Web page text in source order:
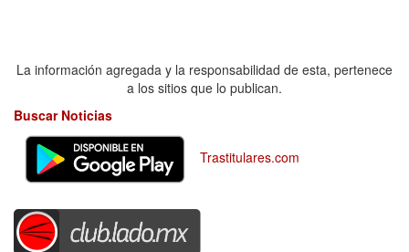
La información agregada y la responsabilidad de esta, pertenece
a los sitios que lo publican.
Buscar Noticias
Trastitulares.com